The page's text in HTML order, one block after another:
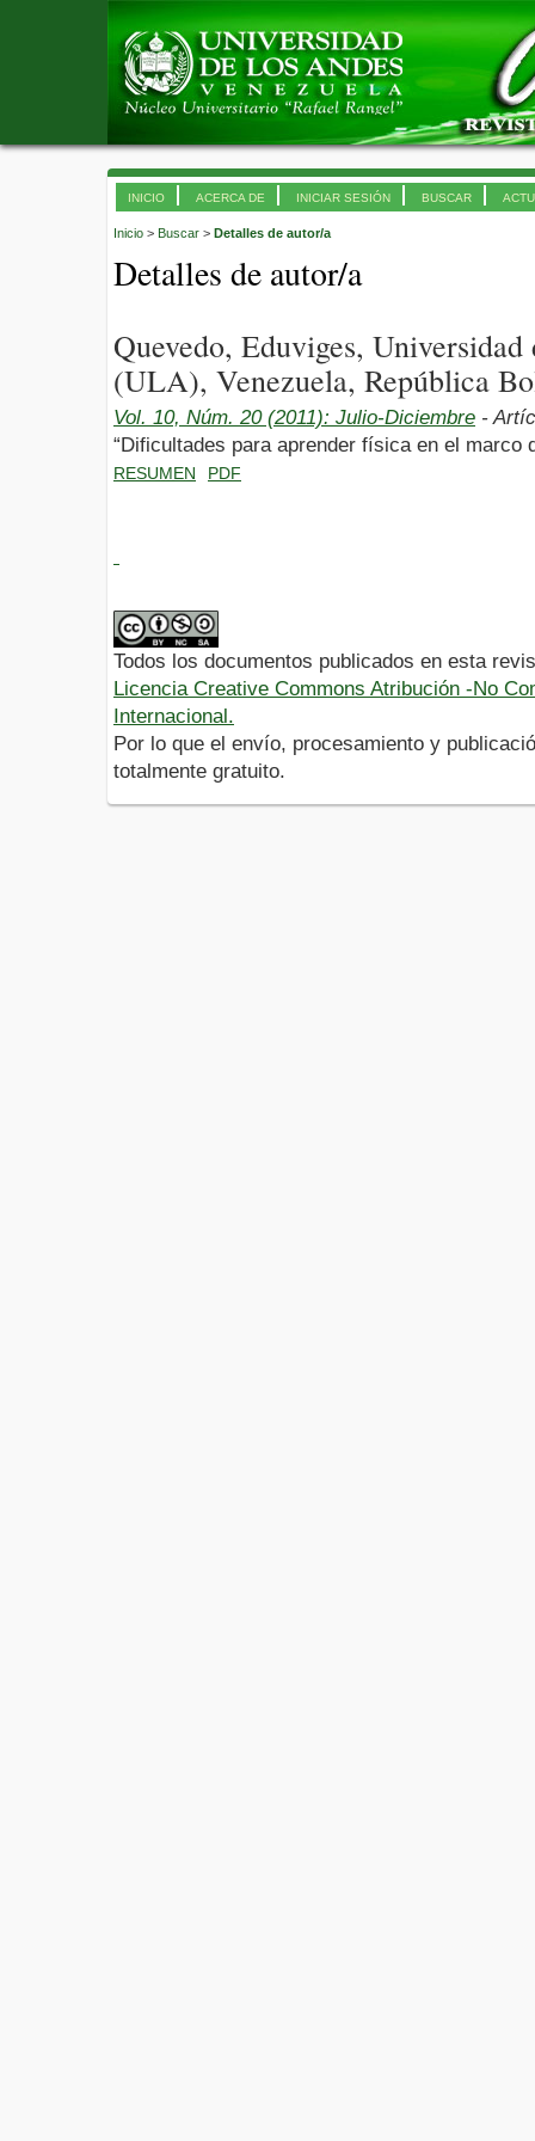
INICIO ACERCA DE INICIAR SESIÓN BUSCAR
Inicio > Buscar > Detalles de autor/a
Detalles de autor/a
Quevedo, Eduviges,
(ULA), Venezuela, República
Vol. 10, Núm. 20 (2011): Julio-Diciembre -
“Dificultades para aprender física en el marco
RESUMEN PDF
Todos los documentos publicados en esta
Licencia Creative Commons Atribución -No
Internacional.
Por lo que el envío, procesamiento y
totalmente gratuito.